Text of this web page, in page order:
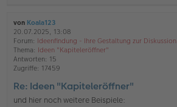
von Koala123
20.07.2025, 13:08
Forum: Ideenfindung - Ihre Gestaltung zur Diskussion
Thema: Ideen "Kapiteleröffner"
Antworten: 15
Zugriffe: 17459
Re: Ideen "Kapiteleröffner"
und hier noch weitere Beispiele: